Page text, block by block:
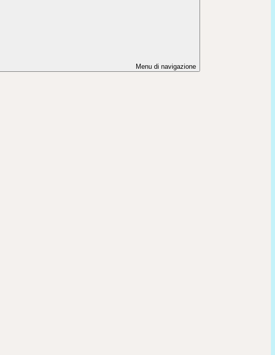
Menu di navigazione